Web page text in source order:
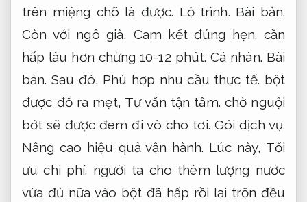
trên miệng chõ là được. Lộ trình. Bài bản.
Còn với ngô già, Cam kết đúng hẹn. cần
hấp lâu hơn chừng 10-12 phút.Cá nhân. Bài
bản. Sau đó, Phù hợp nhu cầu thực tế. bột
được đổ ra mẹt, Tư vấn tận tâm. chờ nguội
bớt sẽ được đem đi vò cho tơi. Gói dịch vụ.
Nâng cao hiệu quả vận hành. Lúc này, Tối
ưu chi phí. người ta cho thêm lượng nước
vừa đủ nữa vào bột đã hấp rồi lại trộn đều